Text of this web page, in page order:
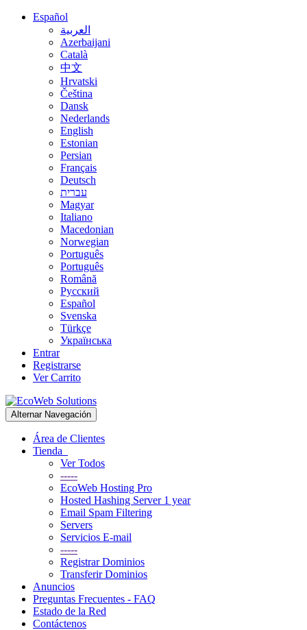
Español
العربية
Azerbaijani
Català
中文
Hrvatski
Čeština
Dansk
Nederlands
English
Estonian
Persian
Français
Deutsch
עברית
Magyar
Italiano
Macedonian
Norwegian
Português
Português
Română
Русский
Español
Svenska
Türkçe
Українська
Entrar
Registrarse
Ver Carrito
Alternar Navegación
Área de Clientes
Tienda
Ver Todos
-----
EcoWeb Hosting Pro
Hosted Hashing Server 1 year
Email Spam Filtering
Servers
Servicios E-mail
-----
Registrar Dominios
Transferir Dominios
Anuncios
Preguntas Frecuentes - FAQ
Estado de la Red
Contáctenos